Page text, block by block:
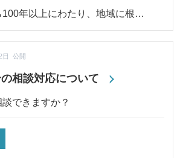
100年以上にわたり、地域に根…
相談対応について
日 公開
できますか？